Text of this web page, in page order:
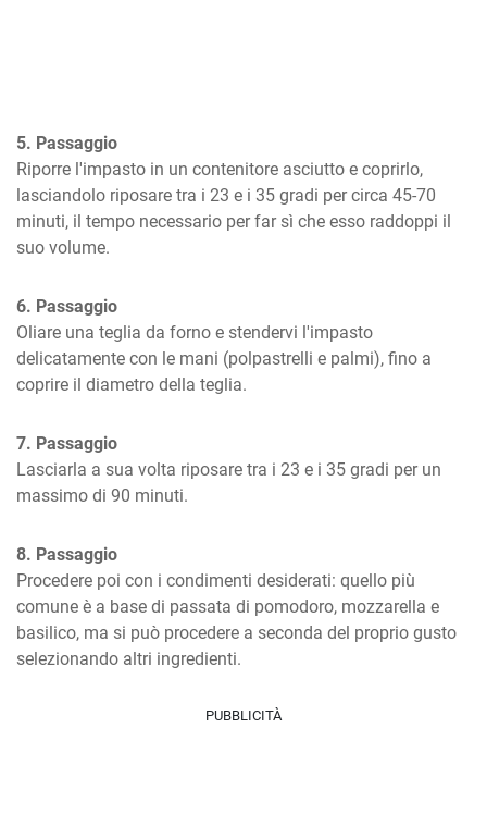
5. Passaggio
Riporre l'impasto in un contenitore asciutto e coprirlo,
lasciandolo riposare tra i 23 e i 35 gradi per circa 45-70
minuti, il tempo necessario per far sì che esso raddoppi il
suo volume.
6. Passaggio
Oliare una teglia da forno e stendervi l'impasto
delicatamente con le mani (polpastrelli e palmi), fino a
coprire il diametro della teglia.
7. Passaggio
Lasciarla a sua volta riposare tra i 23 e i 35 gradi per un
massimo di 90 minuti.
8. Passaggio
Procedere poi con i condimenti desiderati: quello più
comune è a base di passata di pomodoro, mozzarella e
basilico, ma si può procedere a seconda del proprio gusto
selezionando altri ingredienti.
PUBBLICITÀ